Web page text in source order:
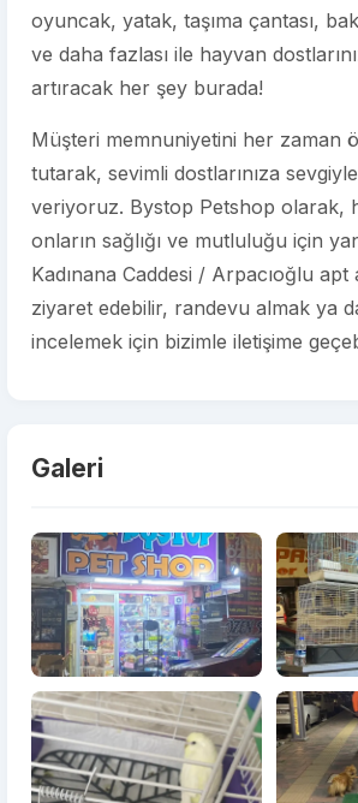
oyuncak, yatak, taşıma çantası,
ve daha fazlası ile hayvan
artıracak her şey burada!
Müşteri memnuniyetini her zaman
tutarak, sevimli dostlarınıza
veriyoruz. Bystop Petshop olarak,
onların sağlığı ve mutluluğu için
Kadınana Caddesi / Arpacıoğlu apt
ziyaret edebilir, randevu almak ya
incelemek için bizimle iletişime
Galeri